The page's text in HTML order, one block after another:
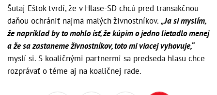
Šutaj Eštok tvrdí, že v Hlase-SD chcú pred transakčnou
daňou ochrániť najmä malých živnostníkov. „Ja si myslím,
že napríklad by to mohlo ísť, že kúpim o jedno lietadlo menej
a že sa zastaneme živnostníkov, toto mi viacej vyhovuje,“
myslí si. S koaličnými partnermi sa predseda hlasu chce
rozprávať o téme aj na koaličnej rade.